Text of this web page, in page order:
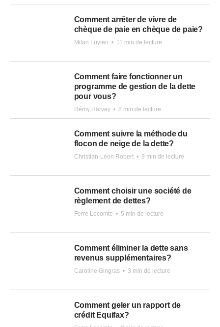
Comment arrêter de vivre de
chèque de paie en chèque de paie?
Milan Luyten • 11 min de lecture
Comment faire fonctionner un
programme de gestion de la dette
pour vous?
Rémy Harvey • 8 min de lecture
Comment suivre la méthode du
flocon de neige de la dette?
Christian-Léon Robert • 9 min de lecture
Comment choisir une société de
règlement de dettes?
Ferre Lecomte • 5 min de lecture
Comment éliminer la dette sans
revenus supplémentaires?
Caroline Gingras • 3 min de lecture
Comment geler un rapport de
crédit Equifax?